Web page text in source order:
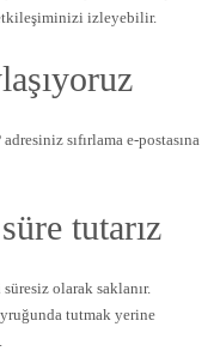
izleyebilir.
sıfırlama e-postasına
tutarız
olarak saklanır.
tutmak yerine